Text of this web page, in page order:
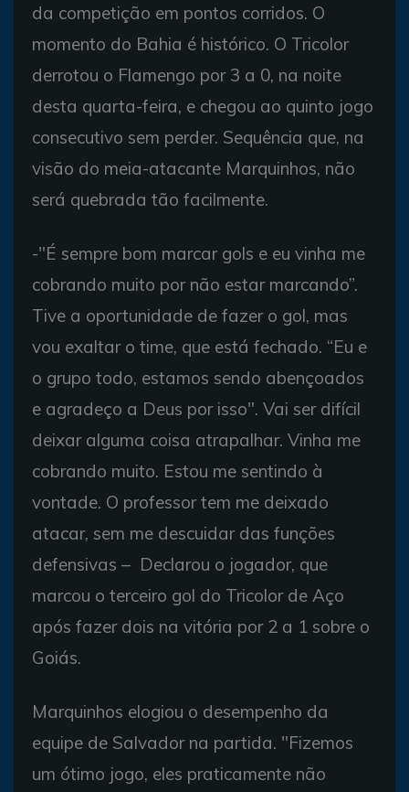
da competição em pontos corridos. O
momento do Bahia é histórico. O Tricolor
derrotou o Flamengo por 3 a 0, na noite
desta quarta-feira, e chegou ao quinto jogo
consecutivo sem perder. Sequência que, na
visão do meia-atacante Marquinhos, não
será quebrada tão facilmente.
-"É sempre bom marcar gols e eu vinha me
cobrando muito por não estar marcando”.
Tive a oportunidade de fazer o gol, mas
vou exaltar o time, que está fechado. “Eu e
o grupo todo, estamos sendo abençoados
e agradeço a Deus por isso". Vai ser difícil
deixar alguma coisa atrapalhar. Vinha me
cobrando muito. Estou me sentindo à
vontade. O professor tem me deixado
atacar, sem me descuidar das funções
defensivas – Declarou o jogador, que
marcou o terceiro gol do Tricolor de Aço
após fazer dois na vitória por 2 a 1 sobre o
Goiás.
Marquinhos elogiou o desempenho da
equipe de Salvador na partida. "Fizemos
um ótimo jogo, eles praticamente não